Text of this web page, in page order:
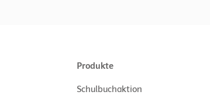
Produkte
Schulbuchaktion